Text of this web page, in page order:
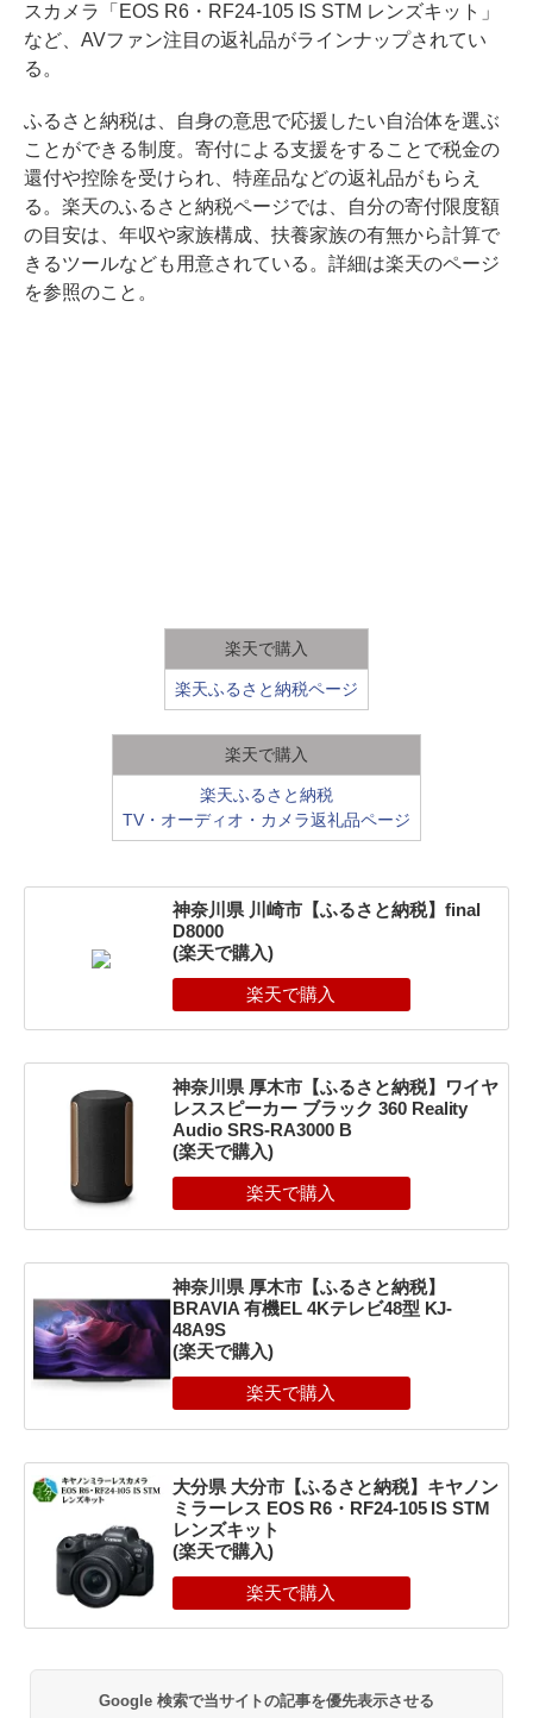
スカメラ「EOS R6・RF24-105 IS STM レンズキット」
など、AVファン注目の返礼品がラインナップされてい
る。
ふるさと納税は、自身の意思で応援したい自治体を選ぶ
ことができる制度。寄付による支援をすることで税金の
還付や控除を受けられ、特産品などの返礼品がもらえ
る。楽天のふるさと納税ページでは、自分の寄付限度額
の目安は、年収や家族構成、扶養家族の有無から計算で
きるツールなども用意されている。詳細は楽天のページ
を参照のこと。
楽天で購入
楽天ふるさと納税ページ
楽天で購入
楽天ふるさと納税
TV・オーディオ・カメラ返礼品ページ
神奈川県 川崎市【ふるさと納税】final
D8000
(楽天で購入)
神奈川県 厚木市【ふるさと納税】ワイヤ
レススピーカー ブラック 360 Reality
Audio SRS-RA3000 B
(楽天で購入)
神奈川県 厚木市【ふるさと納税】
BRAVIA 有機EL 4Kテレビ48型 KJ-
48A9S
(楽天で購入)
大分県 大分市【ふるさと納税】キヤノン
ミラーレス EOS R6・RF24-105 IS STM
レンズキット
(楽天で購入)
Google 検索で当サイトの記事を優先表示させる